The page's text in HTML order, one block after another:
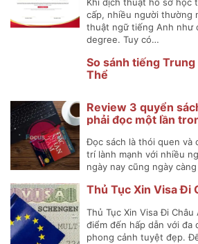
Khi dịch thuật hồ sơ học
cấp, nhiều người thường
thuật ngữ tiếng Anh như
degree. Tuy có…
So sánh tiếng Trung
Thể
Review 3 quyển
phải đọc một lần
Đọc sách là thói quen và
trí lành mạnh với nhiều
ngày nay cũng ngày
Thủ Tục Xin Visa Đi
Thủ Tục Xin Visa Đi Châu
điểm đến hấp dẫn với đa
phong cảnh tuyệt đẹp.